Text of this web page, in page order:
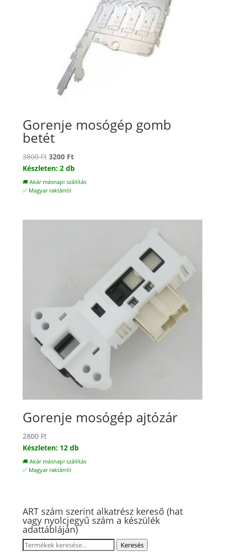
Gorenje mosógép gomb
betét
3800Ft Original
price
was:
3800 Ft.
3200 FtCurrent
price
is:
Készleten: 2 db
🚚 Akár másnapi szállítás
✅ Magyar raktárról
Gorenje mosógép ajtózár
2800 Ft
Készleten: 12 db
🚚 Akár másnapi szállítás
✅ Magyar raktárról
ART szám szerint alkatrész kereső (hat
vagy nyolcjegyű szám a készülék
adattábláján)
Keresés
Keresés